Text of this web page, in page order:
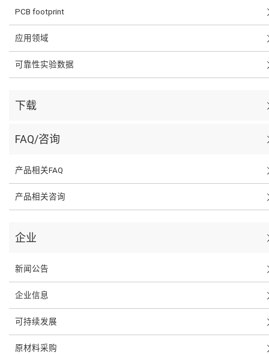
PCB footprint
应用领域
可靠性实验数据
下载
FAQ/咨询
产品相关FAQ
产品相关咨询
企业
新闻公告
企业信息
可持续发展
原材料采购